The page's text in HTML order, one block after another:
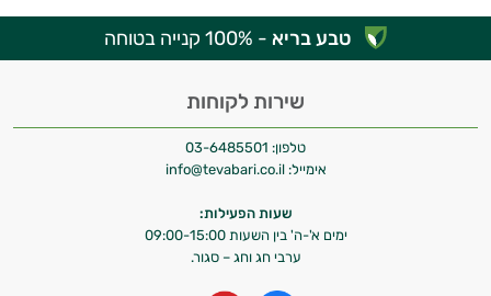
טבע בריא - 100% קנייה בטוחה
שירות לקוחות
טלפון: 03-6485501
אימייל: info@tevabari.co.il
שעות הפעילות:
ימים א'-ה' בין השעות 09:00-15:00
ערבי חג וחג – סגור.